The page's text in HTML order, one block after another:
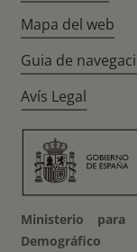
Mapa del web
Guia de
Avís Legal
Ministerio
Demográfico